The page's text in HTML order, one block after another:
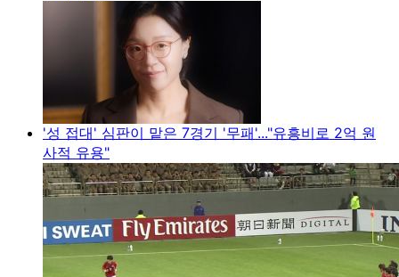
'성 접대' 심판이 맡은 7경기 '무패'..."유흥비로 2억 원
사적 유용"